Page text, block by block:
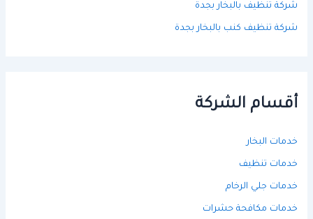
شركة تنظيف بالبخار بجدة
شركة تنظيف كنب بالبخار بجدة
أقسام الشركة
خدمات البخار
خدمات تنظيف
خدمات جلي الرخام
خدمات مكافحة حشرات